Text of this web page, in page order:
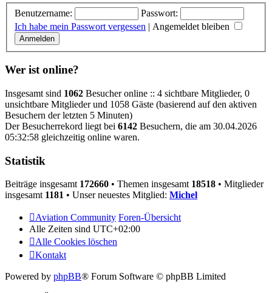
Benutzername:
Passwort:
Ich habe mein Passwort vergessen | Angemeldet bleiben
Wer ist online?
Insgesamt sind 1062 Besucher online :: 4 sichtbare Mitglieder, 0
unsichtbare Mitglieder und 1058 Gäste (basierend auf den aktiven
Besuchern der letzten 5 Minuten)
Der Besucherrekord liegt bei 6142 Besuchern, die am 30.04.2026
05:32:58 gleichzeitig online waren.
Statistik
Beiträge insgesamt 172660 • Themen insgesamt 18518 • Mitglieder
insgesamt 1181 • Unser neuestes Mitglied: Michel
Aviation Community Foren-Übersicht
Alle Zeiten sind UTC+02:00
Alle Cookies löschen
Kontakt
Powered by phpBB® Forum Software © phpBB Limited